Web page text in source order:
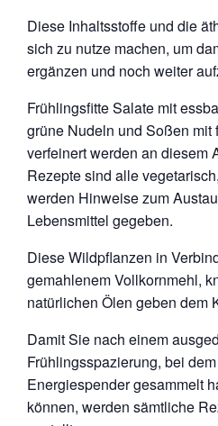
Diese Inhaltsstoffe und die
sich zu nutze machen, um
ergänzen und noch weiter
Frühlingsfitte Salate mit
grüne Nudeln und Soßen mit
verfeinert werden an diesem
Rezepte sind alle
werden Hinweise zum
Lebensmittel gegeben.
Diese Wildpflanzen in
gemahlenem Vollkornmehl,
natürlichen Ölen geben dem
Damit Sie nach einem
Frühlingsspazierung, bei
Energiespender gesammelt
können, werden sämtliche